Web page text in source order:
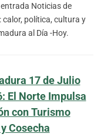
Noticias de
calor, política, cultura y
al Día -Hoy.
17 de Julio
El Norte Impulsa
con Turismo
Cosecha